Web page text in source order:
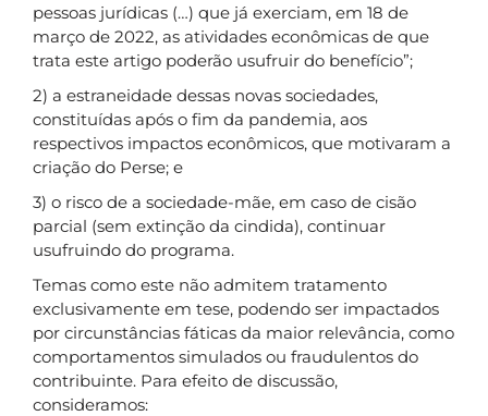
pessoas jurídicas (…) que já exerciam, em 18 de
março de 2022, as atividades econômicas de que
trata este artigo poderão usufruir do benefício”;
2) a estraneidade dessas novas sociedades,
constituídas após o fim da pandemia, aos
respectivos impactos econômicos, que motivaram a
criação do Perse; e
3) o risco de a sociedade-mãe, em caso de cisão
parcial (sem extinção da cindida), continuar
usufruindo do programa.
Temas como este não admitem tratamento
exclusivamente em tese, podendo ser impactados
por circunstâncias fáticas da maior relevância, como
comportamentos simulados ou fraudulentos do
contribuinte. Para efeito de discussão,
consideramos: